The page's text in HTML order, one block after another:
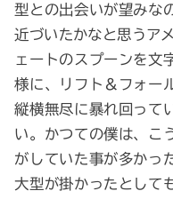
型との出会いが望みな
近づいたかなと思うア
ェートのスプーンを文
様に、リフト＆フォー
縦横無尽に暴れ回って
い。かつての僕は、こ
がしていた事が多かっ
大型が掛かったとして